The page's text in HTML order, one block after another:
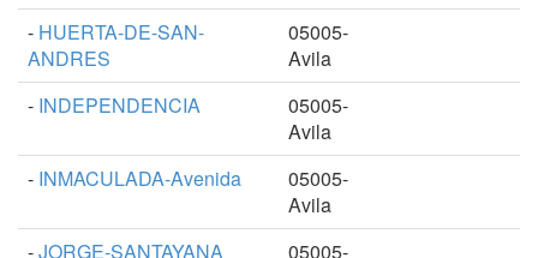
- HUERTA-DE-SAN-
ANDRES
05005-
Avila
- INDEPENDENCIA
05005-
Avila
- INMACULADA-Avenida
05005-
Avila
-JORGE-SANTAYANA
05005-